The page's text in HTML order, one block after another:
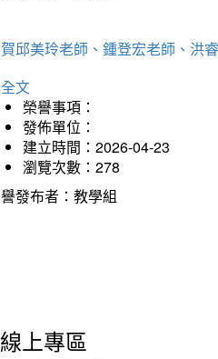
邱美玲老師、鍾登宏老師、洪
文
榮譽事項：
發佈單位：
建立時間：2026-04-23
瀏覽次數：278
發布者：教學組
線上專區